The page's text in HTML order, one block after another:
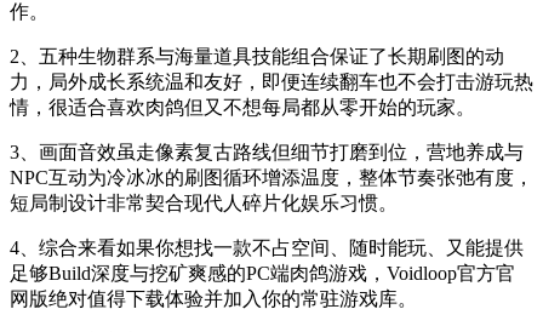
作。
2、五种生物群系与海量道具技能组合保证了长期刷图的动
力，局外成长系统温和友好，即便连续翻车也不会打击游玩热
情，很适合喜欢肉鸽但又不想每局都从零开始的玩家。
3、画面音效虽走像素复古路线但细节打磨到位，营地养成与
NPC互动为冷冰冰的刷图循环增添温度，整体节奏张弛有度，
短局制设计非常契合现代人碎片化娱乐习惯。
4、综合来看如果你想找一款不占空间、随时能玩、又能提供
足够Build深度与挖矿爽感的PC端肉鸽游戏，Voidloop官方官
网版绝对值得下载体验并加入你的常驻游戏库。